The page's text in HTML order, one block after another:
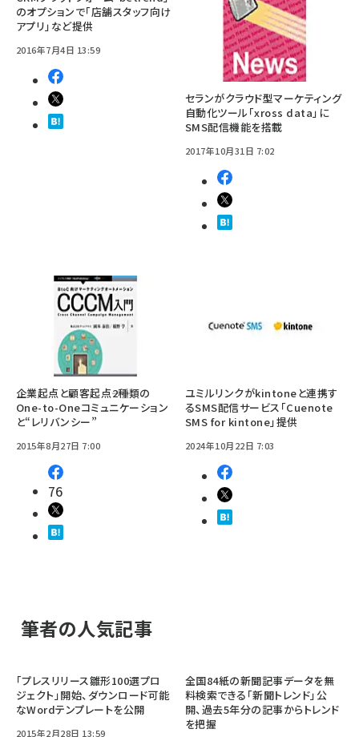
のオプションで「店舗スタッフ向け
アプリ」など提供
2016年7月4日 13:59
セランがクラウド型マーケティング
自動化ツール「xross data」に
SMS配信機能を搭載
2017年10月31日 7:02
企業起点と顧客起点――2種類の
One-to-Oneコミュニケーション
と“レリバンシー”
2015年8月27日 7:00
76
ユミルリンクがkintoneと連携す
るSMS配信サービス「Cuenote
SMS for kintone」提供
2024年10月22日 7:03
筆者の人気記事
「プレスリリース雛形100選プロ
ジェクト」開始、ダウンロード可能
なWordテンプレートを公開
2015年2月28日 13:59
全国84紙の新聞記事データを無
料検索できる「新聞トレンド」公
開、過去5年分の記事からトレンド
を把握